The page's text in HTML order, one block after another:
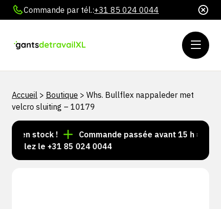
Commande par tél.:+31 85 024 0044
Accueil > Boutique > Whs. Bullflex nappaleder met
velcro sluiting – 10179
en stock !
Commande passée avant 15 h =
le +31 85 024 0044